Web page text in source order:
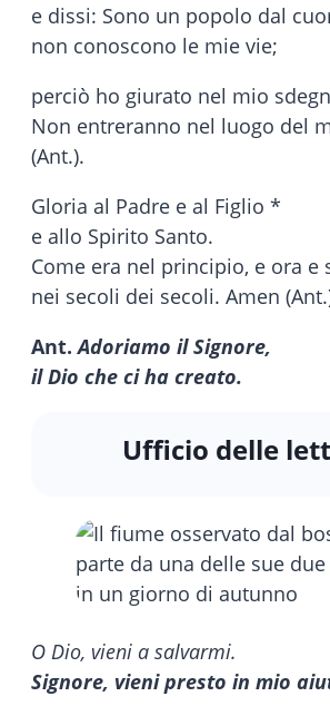
e dissi: Sono un popolo dal
non conoscono le mie vie;
perciò ho giurato nel mio
Non entreranno nel luogo del
(Ant.).
Gloria al Padre e al Figlio *
e allo Spirito Santo.
Come era nel principio, e ora e
nei secoli dei secoli. Amen
Ant.Adoriamo il Signore,
il Dio che ci ha creato.
Ufficio delle
O Dio, vieni a salvarmi.
Signore, vieni presto in mio